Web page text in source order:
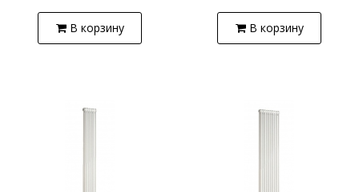
В корзину В корзину